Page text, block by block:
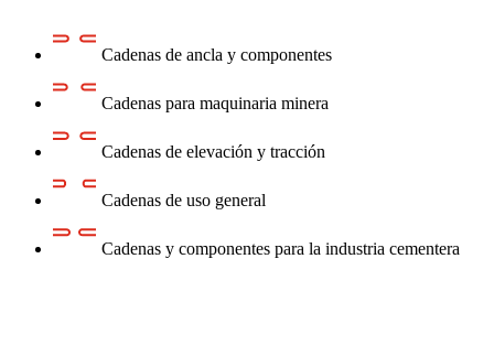
Cadenas de ancla y componentes
Cadenas para maquinaria minera
Cadenas de elevación y tracción
Cadenas de uso general
Cadenas y componentes para la industria cementera